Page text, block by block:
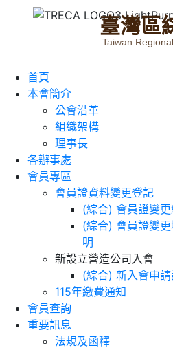
臺灣區
Taiwan
首頁
本會簡介
公會沿革
組織架構
理事長
各辦事處
會員專區
會員證資料變更登記
(綜合) 會員證變
(綜合) 會員證變
明
新設立營造公司入會
(綜合) 新入會申
115年繳費通知
會員查詢
重要訊息
法規及函釋